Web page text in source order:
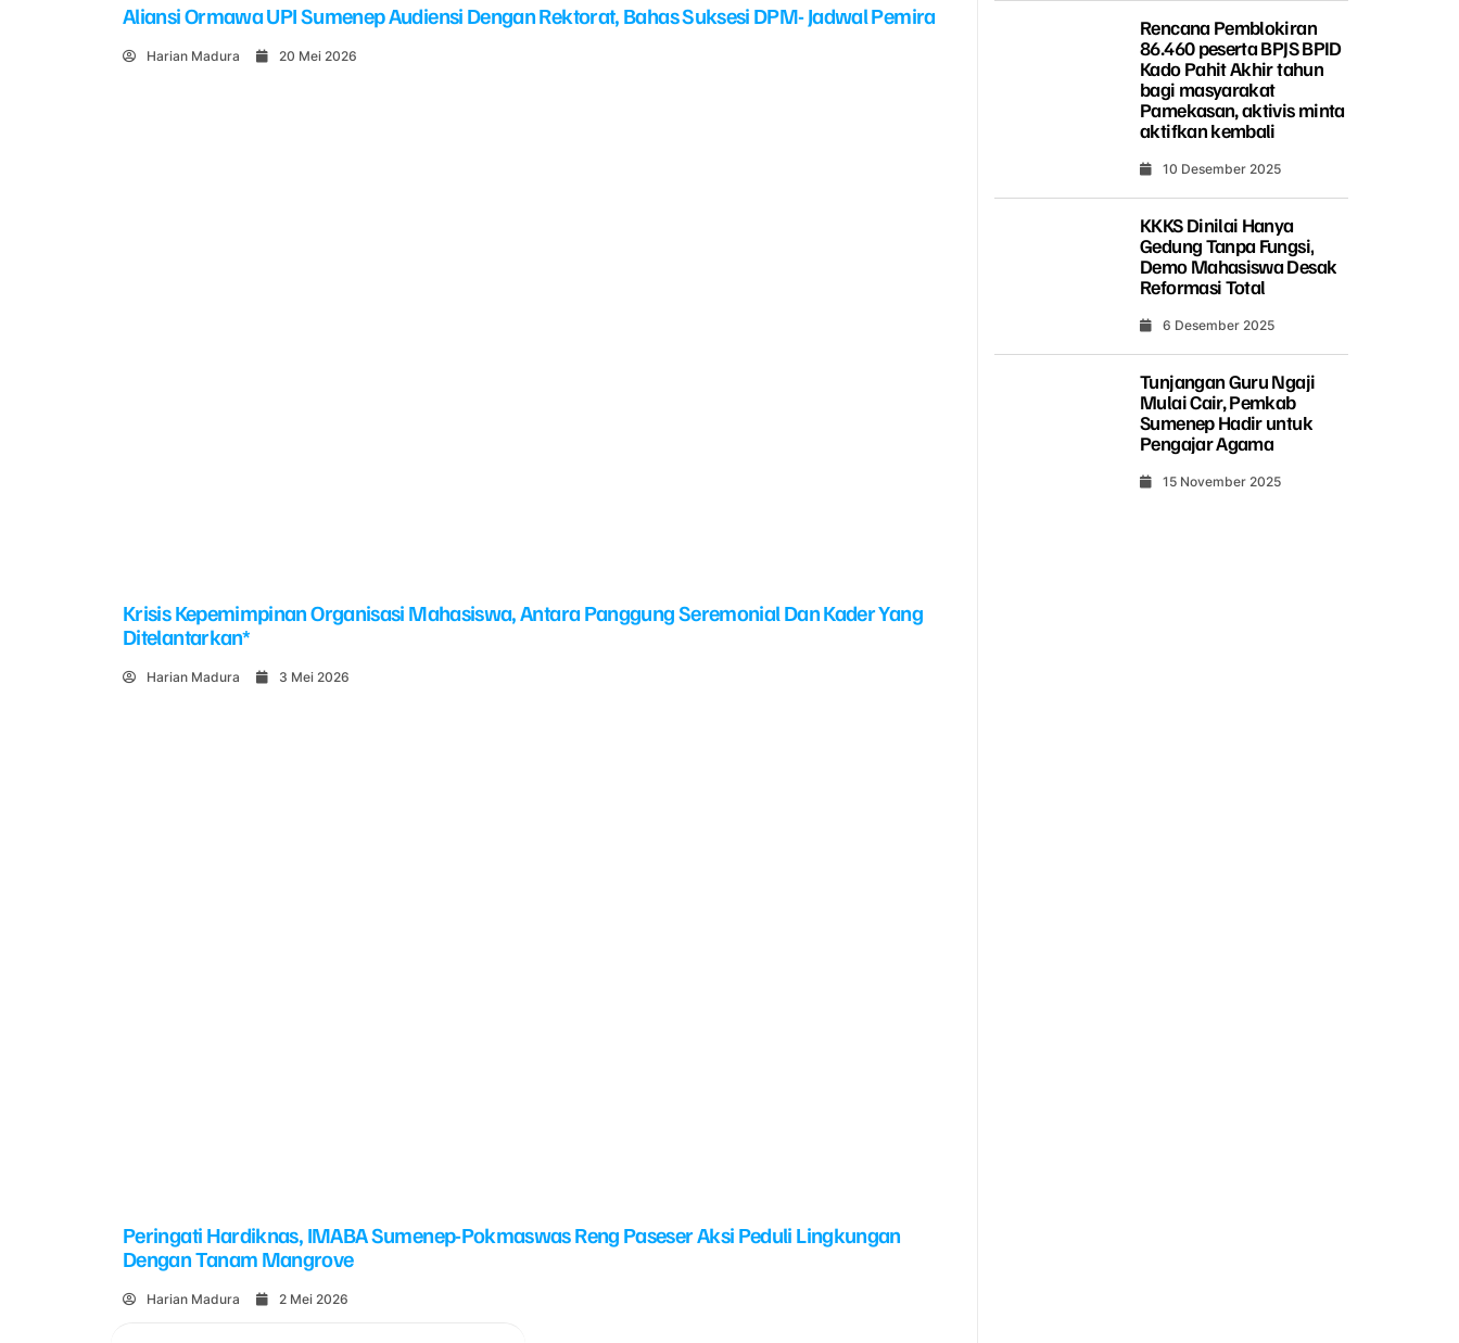
Aliansi Ormawa UPI Sumenep Audiensi Dengan Rektorat, Bahas Suksesi DPM- Jadwal Pemira
Harian Madura 20 Mei 2026
Krisis Kepemimpinan Organisasi Mahasiswa, Antara Panggung Seremonial Dan Kader Yang
Ditelantarkan*
Harian Madura 3 Mei 2026
Peringati Hardiknas, IMABA Sumenep-Pokmaswas Reng Paseser Aksi Peduli Lingkungan
Dengan Tanam Mangrove
Harian Madura 2 Mei 2026
Rencana Pemblokiran
86.460 peserta BPJS BPID
Kado Pahit Akhir tahun
bagi masyarakat
Pamekasan, aktivis minta
aktifkan kembali
10 Desember 2025
KKKS Dinilai Hanya
Gedung Tanpa Fungsi,
Demo Mahasiswa Desak
Reformasi Total
6 Desember 2025
Tunjangan Guru Ngaji
Mulai Cair, Pemkab
Sumenep Hadir untuk
Pengajar Agama
15 November 2025